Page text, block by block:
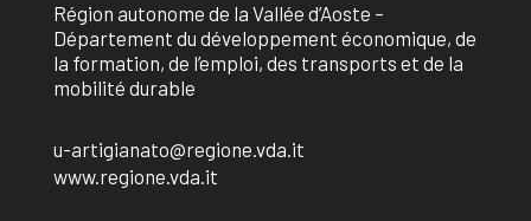
Région autonome de la Vallée d’Aoste –
Département du développement économique, de
la formation, de l’emploi, des transports et de la
mobilité durable
u-artigianato@regione.vda.it
www.regione.vda.it